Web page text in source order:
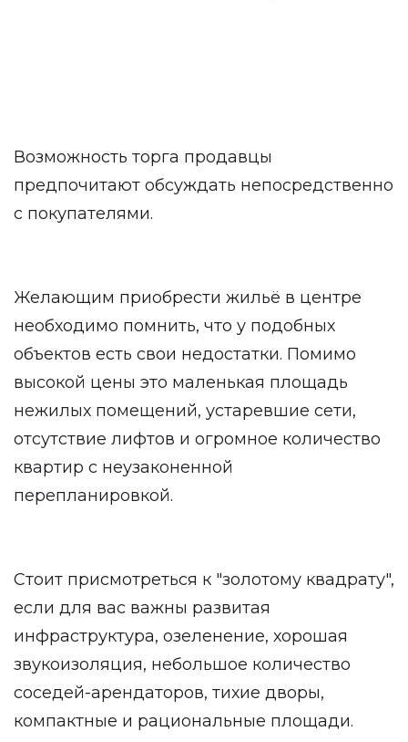
Возможность торга продавцы
предпочитают обсуждать непосредственно
с покупателями.
Желающим приобрести жильё в центре
необходимо помнить, что у подобных
объектов есть свои недостатки. Помимо
высокой цены это маленькая площадь
нежилых помещений, устаревшие сети,
отсутствие лифтов и огромное количество
квартир с неузаконенной
перепланировкой.
Стоит присмотреться к "золотому квадрату",
если для вас важны развитая
инфраструктура, озеленение, хорошая
звукоизоляция, небольшое количество
соседей-арендаторов, тихие дворы,
компактные и рациональные площади.